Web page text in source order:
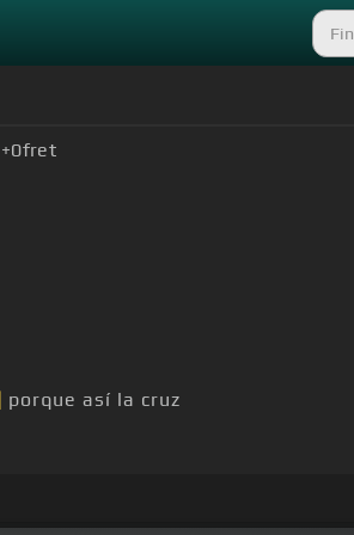
+0fret
porque así la cruz